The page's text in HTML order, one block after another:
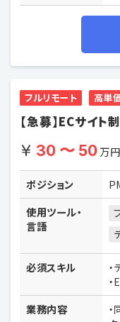
フルリモート 高単
【急募】ECサイト
30 〜 50万
ポジション
使用ツール・
言語
必須スキル
業務内容